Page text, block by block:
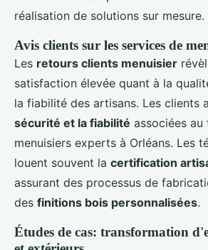
réalisation de solutions sur mesure.
Avis clients sur les services de
Les retours clients menuisier
satisfaction élevée quant à la
la fiabilité des artisans. Les clients
sécurité et la fiabilité associées
menuisiers experts à Orléans. Les
louent souvent la certification
assurant des processus de
des finitions bois personnalisées.
Études de cas: transformation